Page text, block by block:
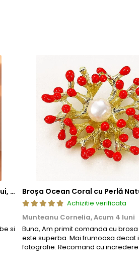
zilnica. Astfel, clientii se pot
Colier cu Perle Lavanda la Baza Gatului, de 4-5 mm, Perle Rare, Calitate AAA+, Aur 14K | KASKADDA®
si
Broșa Ocean Coral cu Perlă
Achizitie verificata
Munteanu Cornelia,Acum 4 luni
Buna, Am primit comanda cu
este superba. Mai frumoasa decat
fotografie. Recomand cu